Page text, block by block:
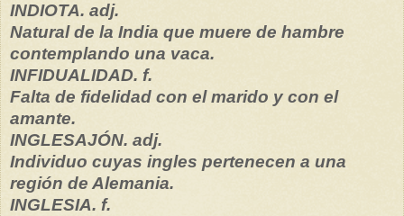
INDIOTA. adj.
Natural de la India que muere de hambre
contemplando una vaca.
INFIDUALIDAD. f.
Falta de fidelidad con el marido y con el
amante.
INGLESAJÓN. adj.
Individuo cuyas ingles pertenecen a una
región de Alemania.
INGLESIA. f.